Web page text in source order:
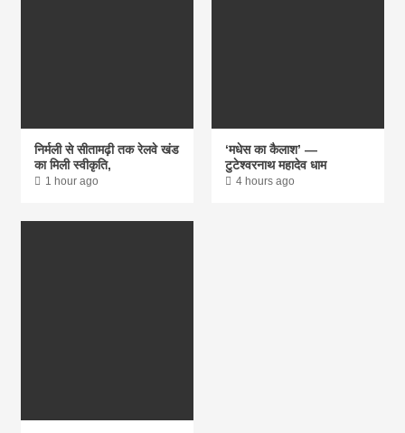
निर्मली से सीतामढ़ी तक रेलवे खंड
का मिली स्वीकृति,
1 hour ago
‘मधेस का कैलाश’ —
टुटेश्वरनाथ महादेव धाम
4 hours ago